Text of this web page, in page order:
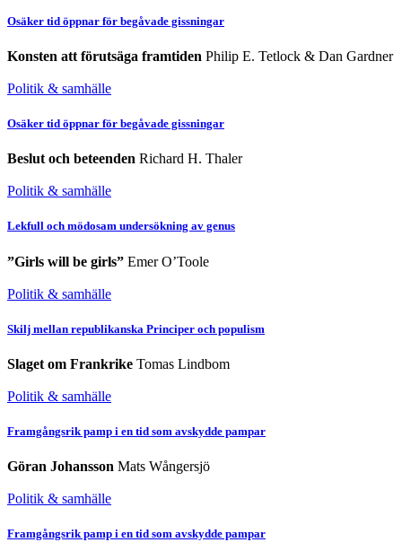
Osäker tid öppnar för begåvade gissningar
Konsten att förutsäga framtiden Philip E. Tetlock & Dan Gardner
Politik & samhälle
Osäker tid öppnar för begåvade gissningar
Beslut och beteenden Richard H. Thaler
Politik & samhälle
Lekfull och mödosam undersökning av genus
”Girls will be girls” Emer O’Toole
Politik & samhälle
Skilj mellan republikanska Principer och populism
Slaget om Frankrike Tomas Lindbom
Politik & samhälle
Framgångsrik pamp i en tid som avskydde pampar
Göran Johansson Mats Wångersjö
Politik & samhälle
Framgångsrik pamp i en tid som avskydde pampar